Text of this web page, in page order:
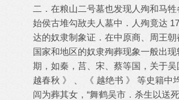
二．在粮山二号墓也发现人殉和马
始侯古堆勾敔夫人墓中．人殉竟达
达的奴隶制象证．在中原商、周王
国家和地区的奴隶殉葬现象一般出
期，如秦，莒、宋、蔡等国，关于
越春秋 》 、 《 越绝书 》 等史籍中
闾为葬其女，“舞鹤吴市．杀生以送